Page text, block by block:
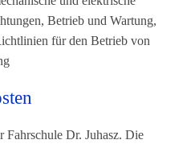
Betrieb und Wartung,
für den Betrieb von
Dr. Juhasz. Die